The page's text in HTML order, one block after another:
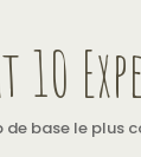
10
de base le plus